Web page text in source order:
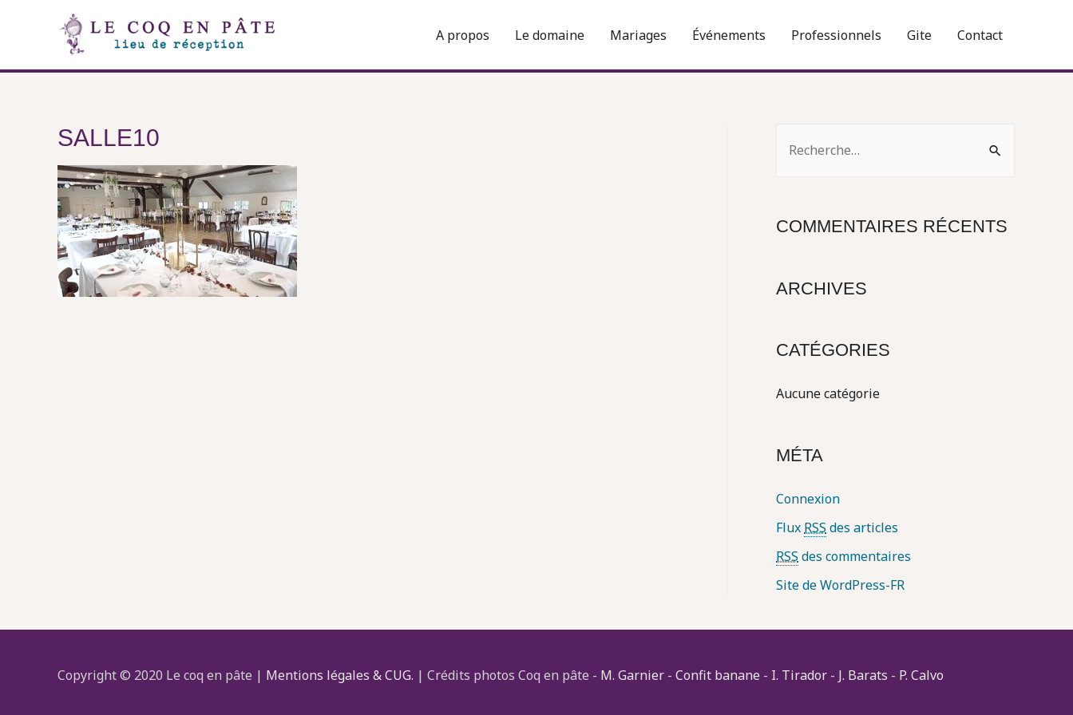
A propos Le domaine Mariages Événements Professionnels Gite Contact
SALLE10
e
c
e
COMMENTAIRES RÉCENTS
ARCHIVES
CATÉGORIES
Aucune catégorie
MÉTA
Connexion
Flux RSS des articles
RSS des commentaires
Site de WordPress-FR
Copyright © 2020 Le coq en pâte | Mentions légales & CUG. | Crédits photos Coq en pâte - M. Garnier - Confit banane - I. Tirador - J. Barats - P. Calvo